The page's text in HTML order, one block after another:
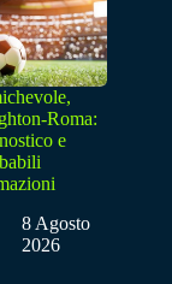
Roma:
e
8 Agosto
2026